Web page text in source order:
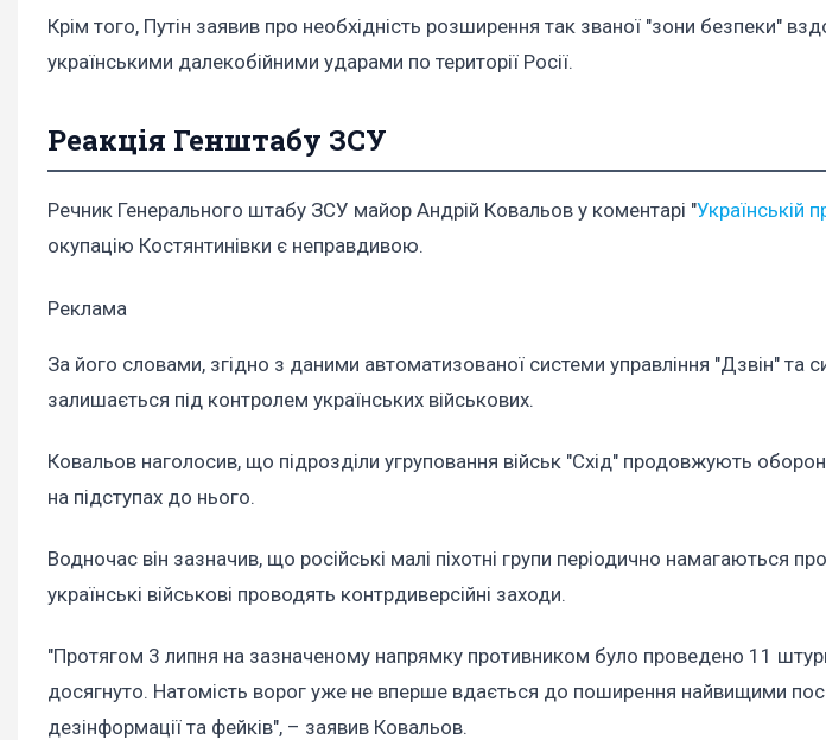
Крім того, Путін заявив про необхідність розширення так званої "зони безпеки"
українськими далекобійними ударами по території Росії.
Реакція Генштабу ЗСУ
Речник Генерального штабу ЗСУ майор Андрій Ковальов у коментарі "Українській
окупацію Костянтинівки є неправдивою.
Реклама
За його словами, згідно з даними автоматизованої системи управління "Дзвін" та
залишається під контролем українських військових.
Ковальов наголосив, що підрозділи угруповання військ "Схід" продовжують
на підступах до нього.
Водночас він зазначив, що російські малі піхотні групи періодично намагаються
українські військові проводять контрдиверсійні заходи.
"Протягом 3 липня на зазначеному напрямку противником було проведено 11
досягнуто. Натомість ворог уже не вперше вдається до поширення найвищими
дезінформації та фейків", – заявив Ковальов.